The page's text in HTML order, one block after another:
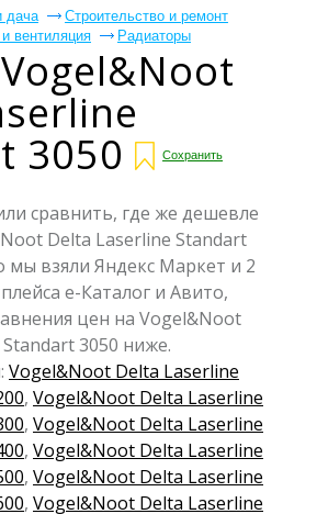
дача
Строительство и ремонт
вентиляция
Радиаторы
3050 Сохранить
сравнить, где же дешевле
Delta Laserline Standart
мы взяли Яндекс Маркет и 2
е-Каталог и Авито,
цен на Vogel&Noot
3050 ниже.
Vogel&Noot Delta Laserline
, Vogel&Noot Delta Laserline
, Vogel&Noot Delta Laserline
, Vogel&Noot Delta Laserline
, Vogel&Noot Delta Laserline
, Vogel&Noot Delta Laserline